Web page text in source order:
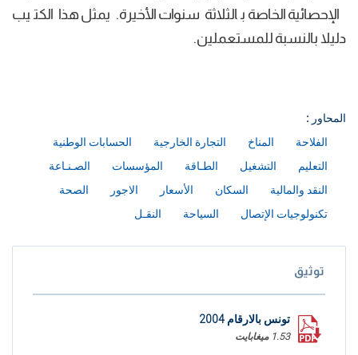
الإحصائية الخاصة بالثلاثة سنوات الأخيرة. يمثل هذا الكتيب
دليلا بالنسبة للمستعملين.
المحاور :
الفلاحة
المناخ التجارة الخارجية
الحسابات الوطنية
التعليم
التشغيل الطـاقة المؤسسات
الصـنـاعة
النقد والمالية
السكان الأسعار الاجور
الصحة
تكنولوجيات الإتصال
السياحة النقـل
توثيق
تونس بالارقام 2004
1.53 ميغابايت